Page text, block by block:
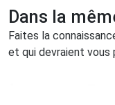
Dans la
Faites la
et qui devraient vous